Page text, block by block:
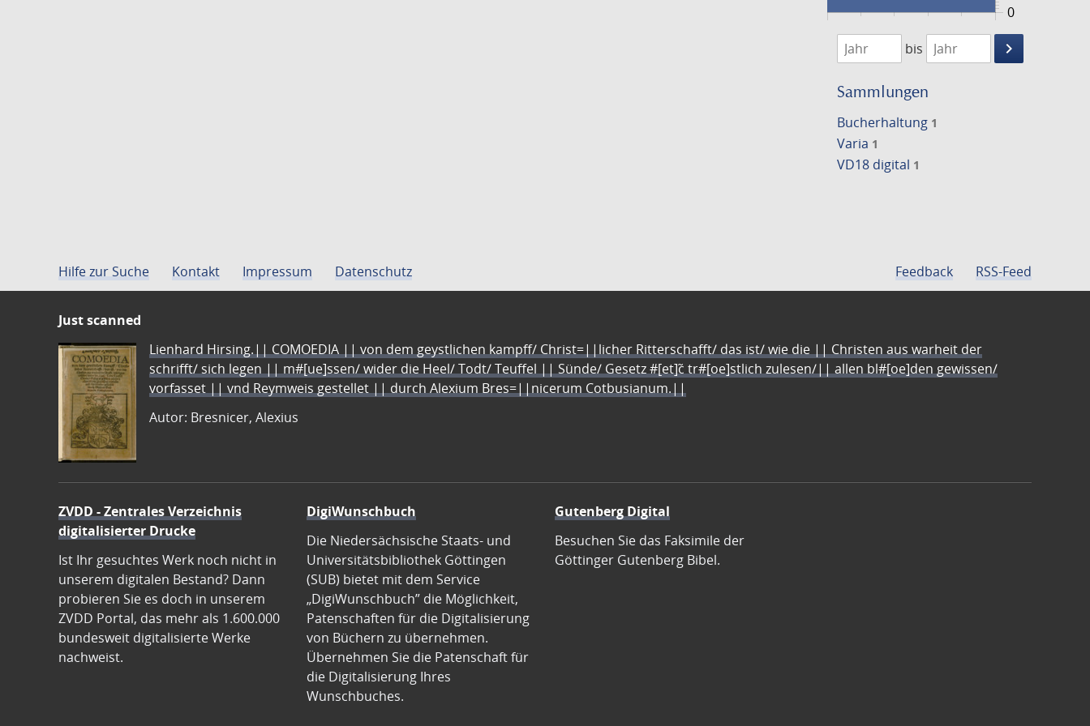
0
1746
1747
bis
keyboard_arrow_right
Suche
Sammlungen
Bucherhaltung 1
Varia 1
VD18 digital 1
Hilfe zur Suche Kontakt Impressum Datenschutz Feedback RSS-Feed
Just scanned
Lienhard Hirsing.|| COMOEDIA || von dem geystlichen kampff/ Christ=||licher Ritterschafft/ das ist/ wie die || Christen aus warheit der
schrifft/ sich legen || m#[ue]ssen/ wider die Heel/ Todt/ Teuffel || Sünde/ Gesetz #[et]c̃ tr#[oe]stlich zulesen/|| allen bl#[oe]den gewissen/
vorfasset || vnd Reymweis gestellet || durch Alexium Bres=||nicerum Cotbusianum.||
Autor: Bresnicer, Alexius
ZVDD - Zentrales Verzeichnis
digitalisierter Drucke
Ist Ihr gesuchtes Werk noch nicht in
unserem digitalen Bestand? Dann
probieren Sie es doch in unserem
ZVDD Portal, das mehr als 1.600.000
bundesweit digitalisierte Werke
nachweist.
DigiWunschbuch
Die Niedersächsische Staats- und
Universitätsbibliothek Göttingen
(SUB) bietet mit dem Service
„DigiWunschbuch” die Möglichkeit,
Patenschaften für die Digitalisierung
von Büchern zu übernehmen.
Übernehmen Sie die Patenschaft für
die Digitalisierung Ihres
Wunschbuches.
Gutenberg Digital
Besuchen Sie das Faksimile der
Göttinger Gutenberg Bibel.